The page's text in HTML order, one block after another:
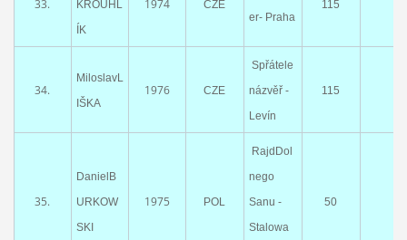
33.
KROUHL
ÍK
1974 CZE
er- Praha
115
34.
MiloslavL
IŠKA
1976 CZE
Spřátele
názvěř -
Levín
115
35.
DanielB
URKOW
SKI
1975 POL
RajdDol
nego
Sanu -
Stalowa
50